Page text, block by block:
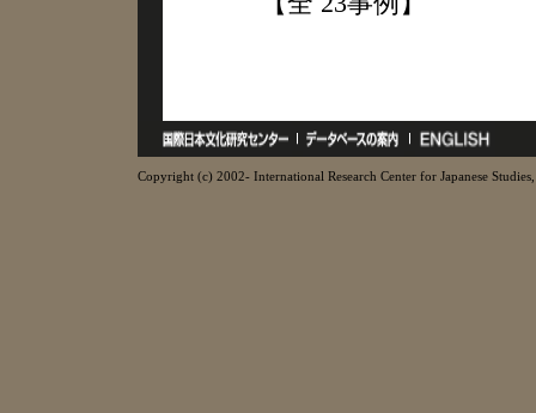
Copyright (c) 2002- International Research Center for Japanese